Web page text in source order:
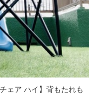
ェア ハイ】背もたれも